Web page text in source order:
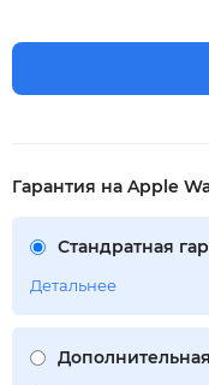
Гарантия на Apple
Стандратная
Детальнее